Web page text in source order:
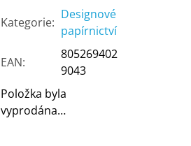
Kategorie:
Designové
papírnictví
EAN:
805269402
9043
Položka byla
vyprodána…